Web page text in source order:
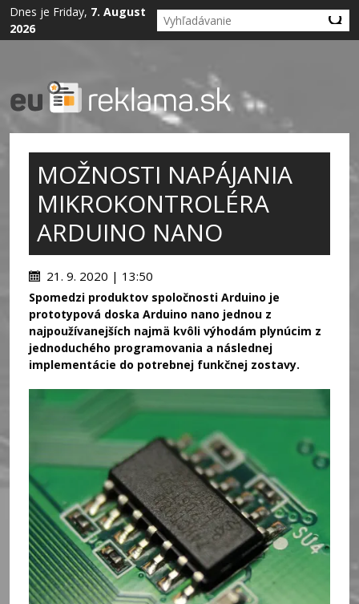
Dnes je Friday, 7. August
2026
MOŽNOSTI NAPÁJANIA
MIKROKONTROLÉRA
ARDUINO NANO
21. 9. 2020 | 13:50
Spomedzi produktov spoločnosti Arduino je
prototypová doska Arduino nano jednou z
najpoužívanejších najmä kvôli výhodám plynúcim z
jednoduchého programovania a následnej
implementácie do potrebnej funkčnej zostavy.